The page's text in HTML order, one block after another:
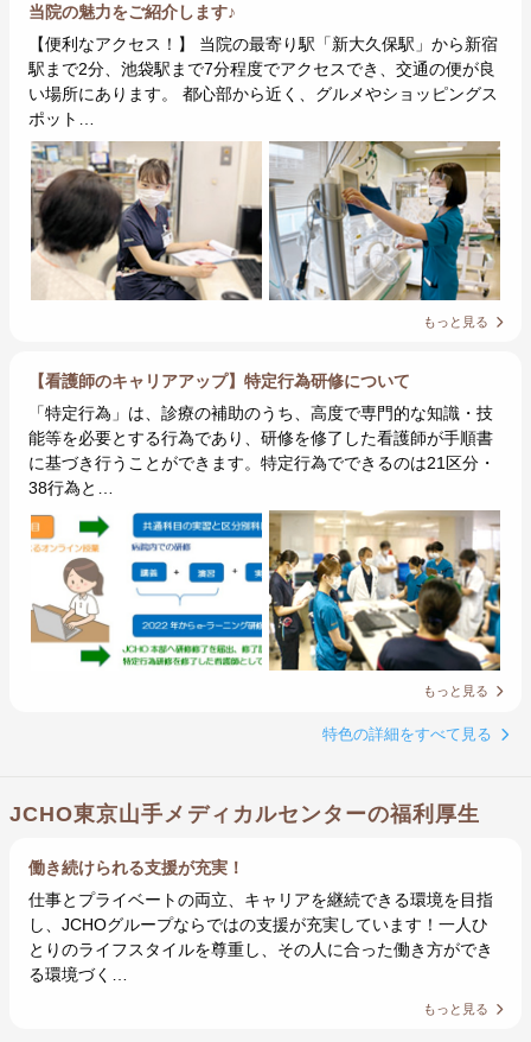
当院の魅力をご紹介します♪
【便利なアクセス！】 当院の最寄り駅「新大久保駅」から新宿
駅まで2分、池袋駅まで7分程度でアクセスでき、交通の便が良
い場所にあります。 都心部から近く、グルメやショッピングス
ポット…
もっと見る
【看護師のキャリアアップ】特定行為研修について
「特定行為」は、診療の補助のうち、高度で専門的な知識・技
能等を必要とする行為であり、研修を修了した看護師が手順書
に基づき行うことができます。特定行為でできるのは21区分・
38行為と…
もっと見る
特色の詳細をすべて見る
JCHO東京山手メディカルセンターの福利厚生
働き続けられる支援が充実！
仕事とプライベートの両立、キャリアを継続できる環境を目指
し、JCHOグループならではの支援が充実しています！一人ひ
とりのライフスタイルを尊重し、その人に合った働き方ができ
る環境づく…
もっと見る